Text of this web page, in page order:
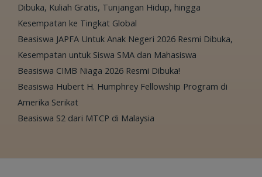
Dibuka, Kuliah Gratis, Tunjangan Hidup, hingga
Kesempatan ke Tingkat Global
Beasiswa JAPFA Untuk Anak Negeri 2026 Resmi Dibuka,
Kesempatan untuk Siswa SMA dan Mahasiswa
Beasiswa CIMB Niaga 2026 Resmi Dibuka!
Beasiswa Hubert H. Humphrey Fellowship Program di
Amerika Serikat
Beasiswa S2 dari MTCP di Malaysia